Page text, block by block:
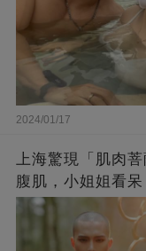
2024/01/17
上海驚現「肌肉
腹肌，小姐姐看呆